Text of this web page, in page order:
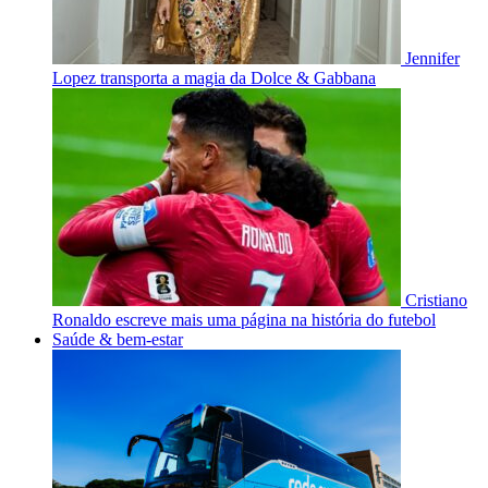
Jennifer
Lopez transporta a magia da Dolce & Gabbana
Cristiano
Ronaldo escreve mais uma página na história do futebol
Saúde & bem-estar